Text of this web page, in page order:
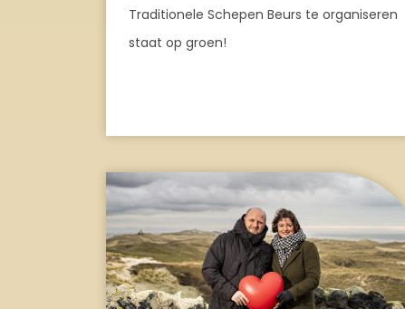
Traditionele Schepen Beurs te organiseren
staat op groen!